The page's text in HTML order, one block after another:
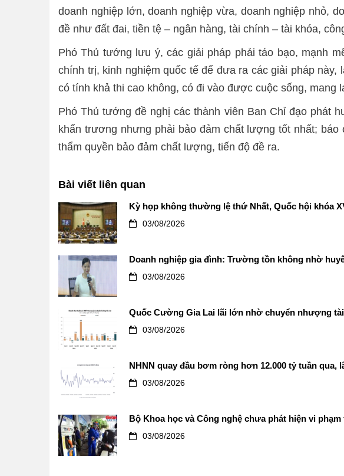
doanh nghiệp lớn, doanh nghiệp vừa, doanh nghiệp nhỏ,
đề như đất đai, tiền tệ – ngân hàng, tài chính – tài khóa,
Phó Thủ tướng lưu ý, các giải pháp phải táo bạo, mạnh
chính trị, kinh nghiệm quốc tế để đưa ra các giải pháp
có tính khả thi cao không, có đi vào được cuộc sống, mang
Phó Thủ tướng đề nghị các thành viên Ban Chỉ đạo phát
khẩn trương nhưng phải bảo đảm chất lượng tốt nhất;
thẩm quyền bảo đảm chất lượng, tiến độ đề ra.
Bài viết liên quan
Kỳ họp không thường lệ thứ Nhất, Quốc hội khóa
03/08/2026
Doanh nghiệp gia đình: Trường tồn không nhờ
03/08/2026
Quốc Cường Gia Lai lãi lớn nhờ chuyển nhượng
03/08/2026
NHNN quay đầu bơm ròng hơn 12.000 tỷ tuần
03/08/2026
Bộ Khoa học và Công nghệ chưa phát hiện vi
03/08/2026